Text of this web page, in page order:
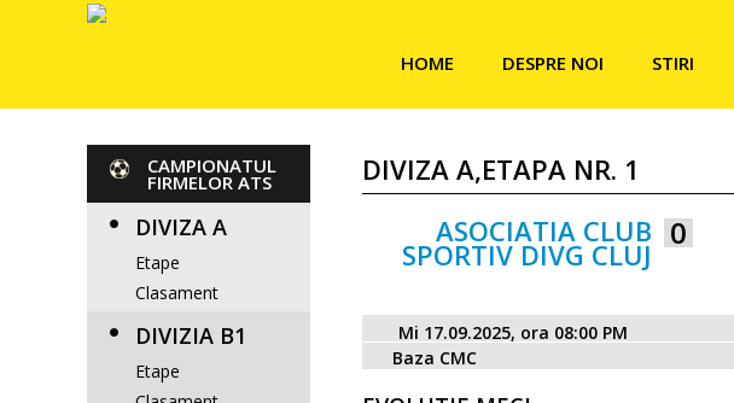
HOME DESPRE NOI STIRI
CAMPIONATUL
FIRMELOR ATS
DIVIZA A
Etape
Clasament
DIVIZIA B1
Etape
DIVIZA A,ETAPA NR. 1
ASOCIATIA CLUB
SPORTIV DIVG CLUJ
0
Mi 17.09.2025, ora 08:00 PM
Baza CMC